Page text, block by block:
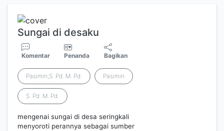
Sungai di desaku
Komentar Penanda Bagikan
Pasimin,S .Pd. M. Pd. Pasimin
S .Pd. M. Pd.
mengenai sungai di desa seringkali
menyoroti perannya sebagai sumber